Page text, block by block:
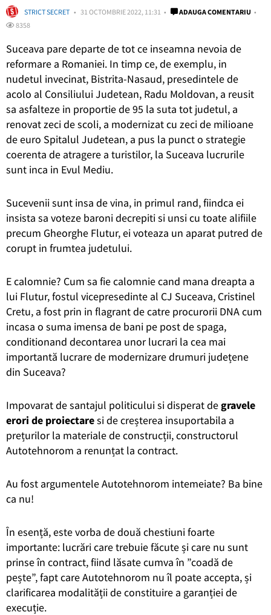
STRICT SECRET 31 OCTOMBRIE 2022, 11:31
ADAUGA COMENTARIU
8358
Suceava pare departe de tot ce inseamna nevoia de
reformare a Romaniei. In timp ce, de exemplu, in
nudetul invecinat, Bistrita-Nasaud, presedintele de
acolo al Consiliului Judetean, Radu Moldovan, a reusit
sa asfalteze in proportie de 95 la suta tot judetul, a
renovat zeci de scoli, a modernizat cu zeci de milioane
de euro Spitalul Judetean, a pus la punct o strategie
coerenta de atragere a turistilor, la Suceava lucrurile
sunt inca in Evul Mediu.
Sucevenii sunt insa de vina, in primul rand, fiindca ei
insista sa voteze baroni decrepiti si unsi cu toate alifiile
precum Gheorghe Flutur, ei voteaza un aparat putred de
corupt in frumtea judetului.
E calomnie? Cum sa fie calomnie cand mana dreapta a
lui Flutur, fostul vicepresedinte al CJ Suceava, Cristinel
Cretu, a fost prin in flagrant de catre procurorii DNA cum
incasa o suma imensa de bani pe post de spaga,
conditionand decontarea unor lucrari la cea mai
importantă lucrare de modernizare drumuri județene
din Suceava?
Impovarat de santajul politicului si disperat de gravele
erori de proiectaresi de creșterea insuportabila a
prețurilor la materiale de construcții, constructorul
Autotehnorom a renunțat la contract.
Au fost argumentele Autotehnorom intemeiate? Ba bine
ca nu!
În esență, este vorba de două chestiuni foarte
importante: lucrări care trebuie făcute și care nu sunt
prinse în contract, fiind lăsate cumva în ”coadă de
pește”, fapt care Autotehnorom nu îl poate accepta, și
clarificarea modalității de constituire a garanției de
execuție.